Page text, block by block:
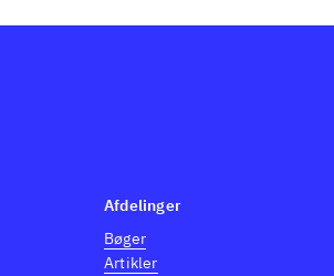
Afdelinger
Bøger
Artikler